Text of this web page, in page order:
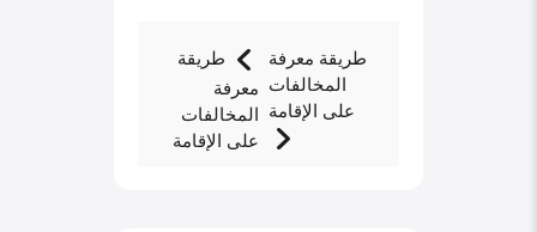
طريقة
معرفة
المخالفات
على الإقامة
طريقة معرفة
المخالفات
على الإقامة